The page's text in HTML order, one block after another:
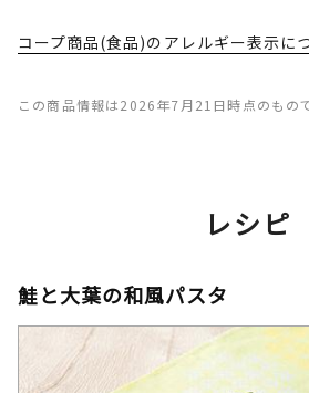
コープ商品(食品)のアレルギー表示に
この商品情報は2026年7月21日時点のもので
レシピ
鮭と大葉の和風パスタ